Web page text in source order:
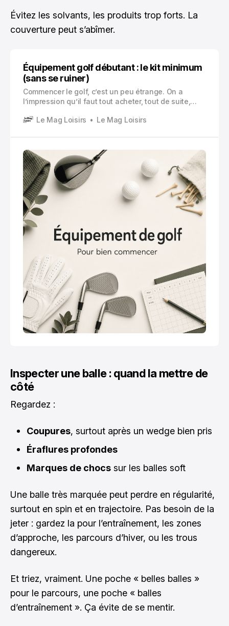
Évitez les solvants, les produits trop forts. La
couverture peut s’abîmer.
Équipement golf débutant : le kit minimum
(sans se ruiner)
Commencer le golf, c’est un peu étrange. On a
l’impression qu’il faut tout acheter, tout de suite,
practice.Le Mag Loisirs Le Mag Loisirs
Inspecter une balle : quand la mettre de
côté
Regardez :
Coupures, surtout après un wedge bien pris
Éraflures profondes
Marques de chocs sur les balles soft
Une balle très marquée peut perdre en régularité,
surtout en spin et en trajectoire. Pas besoin de la
jeter : gardez la pour l’entraînement, les zones
d’approche, les parcours d’hiver, ou les trous
dangereux.
Et triez, vraiment. Une poche « belles balles »
pour le parcours, une poche « balles
d’entraînement ». Ça évite de se mentir.